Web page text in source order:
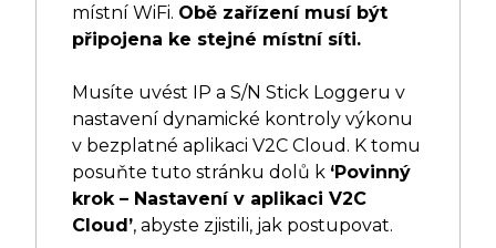
místní WiFi. Obě zařízení musí být
připojena ke stejné místní síti.
Musíte uvést IP a S/N Stick Loggeru v
nastavení dynamické kontroly výkonu
v bezplatné aplikaci V2C Cloud. K tomu
posuňte tuto stránku dolů k ‘Povinný
krok – Nastavení v aplikaci V2C
Cloud’, abyste zjistili, jak postupovat.